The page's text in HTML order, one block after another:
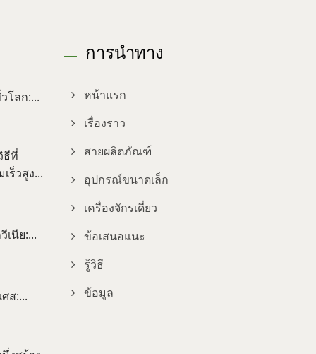
โลก:...
ธีที่
ร็วสูง...
เนีย:...
ส:...
การนำทาง
หน้าแรก
เรื่องราว
สายผลิตภัณฑ์
อุปกรณ์ขนาดเล็ก
เครื่องจักรเดี่ยว
ข้อเสนอแนะ
รู้วิธี
ข้อมูล